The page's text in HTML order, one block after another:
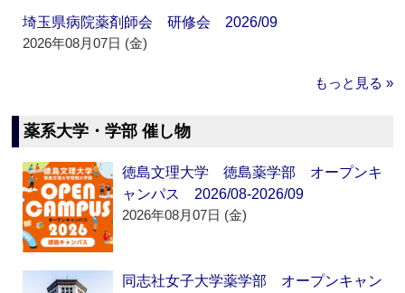
埼玉県病院薬剤師会 研修会 2026/09
2026年08月07日 (金)
もっと見る »
薬系大学・学部 催し物
徳島文理大学 徳島薬学部 オープンキ
ャンパス 2026/08-2026/09
2026年08月07日 (金)
同志社女子大学薬学部 オープンキャン